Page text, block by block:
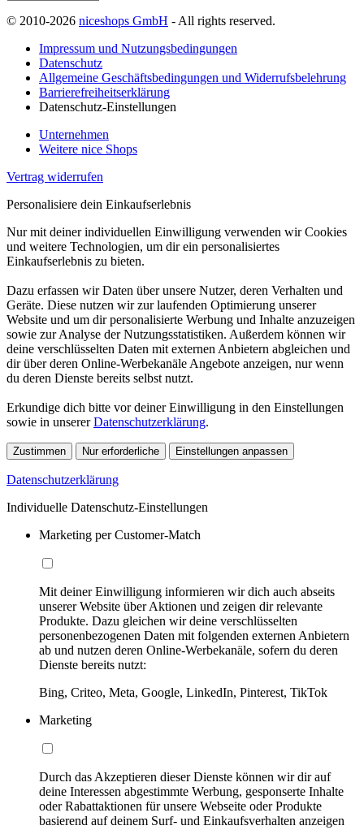
© 2010-2026 niceshops GmbH - All rights reserved.
Impressum und Nutzungsbedingungen
Datenschutz
Allgemeine Geschäftsbedingungen und Widerrufsbelehrung
Barrierefreiheitserklärung
Datenschutz-Einstellungen
Unternehmen
Weitere nice Shops
Vertrag widerrufen
Personalisiere dein Einkaufserlebnis
Nur mit deiner individuellen Einwilligung verwenden wir Cookies
und weitere Technologien, um dir ein personalisiertes
Einkaufserlebnis zu bieten.
Dazu erfassen wir Daten über unsere Nutzer, deren Verhalten und
Geräte. Diese nutzen wir zur laufenden Optimierung unserer
Website und um dir personalisierte Werbung und Inhalte anzuzeigen
sowie zur Analyse der Nutzungsstatistiken. Außerdem können wir
deine verschlüsselten Daten mit externen Anbietern abgleichen und
dir über deren Online-Werbekanäle Angebote anzeigen, nur wenn
du deren Dienste bereits selbst nutzt.
Erkundige dich bitte vor deiner Einwilligung in den Einstellungen
sowie in unsererDatenschutzerklärung.
Zustimmen Nur erforderliche Einstellungen anpassen
Datenschutzerklärung
Individuelle Datenschutz-Einstellungen
Marketing per Customer-Match
Mit deiner Einwilligung informieren wir dich auch abseits
unserer Website über Aktionen und zeigen dir relevante
Produkte. Dazu gleichen wir deine verschlüsselten
personenbezogenen Daten mit folgenden externen Anbietern
ab und nutzen deren Online-Werbekanäle, sofern du deren
Dienste bereits nutzt:
Bing, Criteo, Meta, Google, LinkedIn, Pinterest, TikTok
Marketing
Durch das Akzeptieren dieser Dienste können wir dir auf
deine Interessen abgestimmte Werbung, gesponserte Inhalte
oder Rabattaktionen für unsere Webseite oder Produkte
basierend auf deinem Surf- und Einkaufsverhalten anzeigen